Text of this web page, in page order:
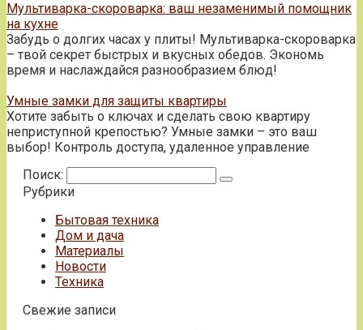
Мультиварка-скороварка: ваш незаменимый помощник
на кухне
Забудь о долгих часах у плиты! Мультиварка-скороварка
– твой секрет быстрых и вкусных обедов. Экономь
время и наслаждайся разнообразием блюд!
Умные замки для защиты квартиры
Хотите забыть о ключах и сделать свою квартиру
неприступной крепостью? Умные замки – это ваш
выбор! Контроль доступа, удаленное управление
Поиск:
Рубрики
Бытовая техника
Дом и дача
Материалы
Новости
Техника
Свежие записи